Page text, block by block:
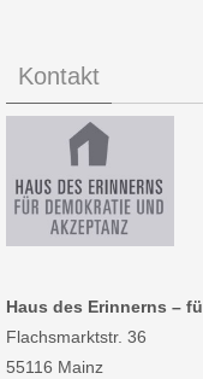
Kontakt
Haus des Erinnerns –
Flachsmarktstr. 36
55116 Mainz